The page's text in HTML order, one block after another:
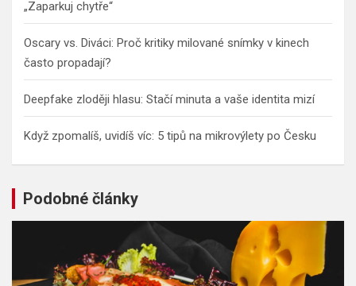
„Zaparkuj chytře“
Oscary vs. Diváci: Proč kritiky milované snímky v kinech
často propadají?
Deepfake zloději hlasu: Stačí minuta a vaše identita mizí
Když zpomalíš, uvidíš víc: 5 tipů na mikrovýlety po Česku
Podobné články